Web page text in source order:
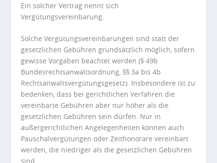
Ein solcher Vertrag nennt sich
Vergütungsvereinbarung.
Solche Vergütungsvereinbarungen sind statt der
gesetzlichen Gebühren grundsätzlich möglich, sofern
gewisse Vorgaben beachtet werden (§ 49b
Bundesrechtsanwaltsordnung, §§ 3a bis 4b
Rechtsanwaltsvergütungsgesetz). Insbesondere ist zu
bedenken, dass bei gerichtlichen Verfahren die
vereinbarte Gebühren aber nur höher als die
gesetzlichen Gebühren sein dürfen. Nur in
außergerichtlichen Angelegenheiten können auch
Pauschalvergütungen oder Zeithonorare vereinbart
werden, die niedriger als die gesetzlichen Gebühren
sind.